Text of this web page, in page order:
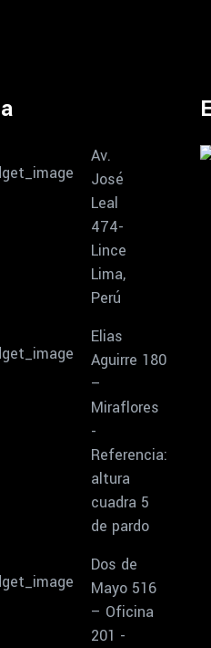
Av.
José
Leal
474-
Lince
Lima,
Perú
Elias
Aguirre 180
–
Miraflores
-
Referencia:
altura
cuadra 5
de pardo
Dos de
Mayo 516
– Oficina
201 -